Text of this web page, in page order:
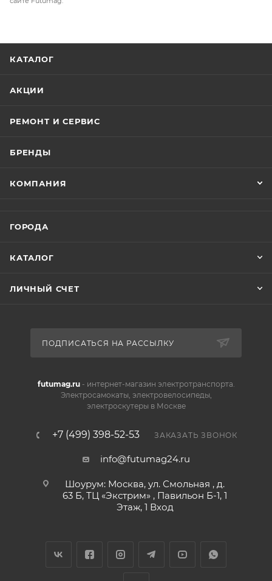
КАТАЛОГ
АКЦИИ
РЕМОНТ И СЕРВИС
БРЕНДЫ
КОМПАНИЯ
ГОРОДА
КАТАЛОГ
ЛИЧНЫЙ СЧЕТ
ПОДПИСАТЬСЯ НА РАССЫЛКУ
futumag.ru- интернет-магазин электротранспорта.
Электросамокаты, электровелосипеды,
электроскутеры в Москве
+7 (499) 398-52-53 ЗАКАЗАТЬ ЗВОНОК
info@futumag24.ru
Шоурум: Москва, ул. Смольная , д.
63 Б, ТЦ «Экстрим» , Павильон Б-1, 1
Этаж, 1 Вход